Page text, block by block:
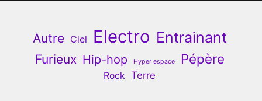
Autre Ciel Electro Entrainant
Furieux Hip-hop Hyper espace Pépère
Rock Terre